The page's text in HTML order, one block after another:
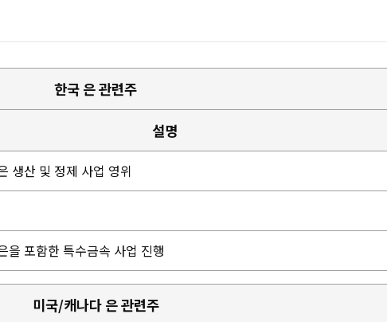
한국 은 관련주
설명
생산 및 정제 사업 영위
을 포함한 특수금속 사업 진행
미국/캐나다 은 관련주